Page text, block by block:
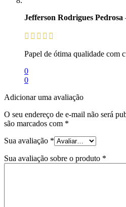
Jefferson Rodrigues Pedrosa
Papel de ótima qualidade com
0
0
Adicionar uma avaliação
O seu endereço de e-mail não será
são marcados com *
Sua avaliação *
Sua avaliação sobre o produto *